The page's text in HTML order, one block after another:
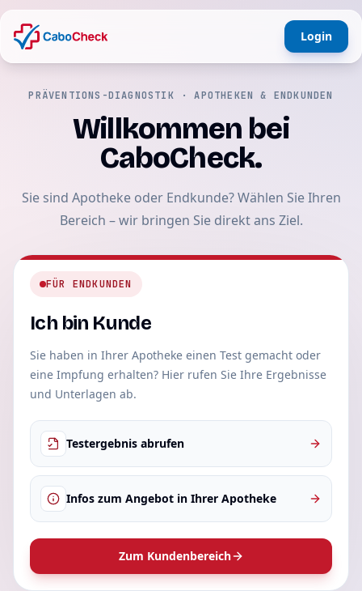
Login
PRÄVENTIONS-DIAGNOSTIK · APOTHEKEN & ENDKUNDEN
Willkommen bei
CaboCheck.
Sie sind Apotheke oder Endkunde? Wählen Sie Ihren
Bereich – wir bringen Sie direkt ans Ziel.
FÜR ENDKUNDEN
Ich bin Kunde
Sie haben in Ihrer Apotheke einen Test gemacht oder
eine Impfung erhalten? Hier rufen Sie Ihre Ergebnisse
und Unterlagen ab.
Testergebnis abrufen
Infos zum Angebot in Ihrer Apotheke
Zum Kundenbereich